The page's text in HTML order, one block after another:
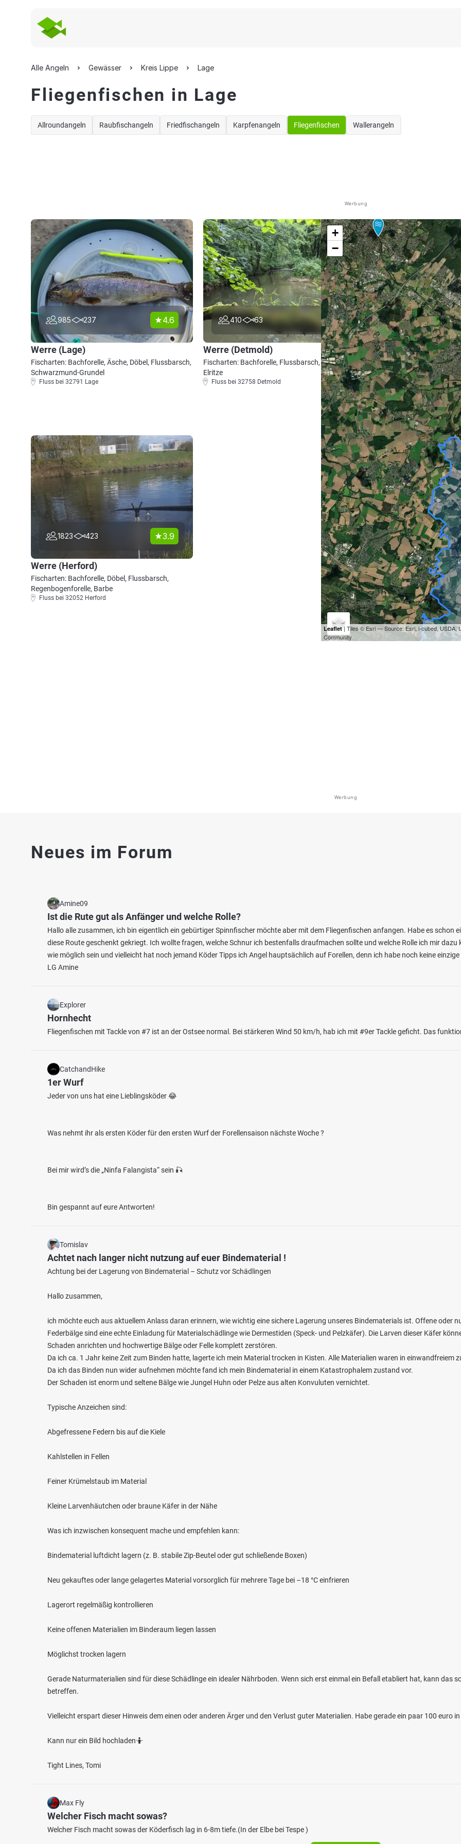
Alle Angeln Gewässer Kreis Lippe Lage
Fliegenfischen in Lage
Allroundangeln Raubfischangeln Friedfischangeln Karpfenangeln Fliegenfischen Wallerangeln
Werbung
985 237 4.6
Werre (Lage)
Fischarten: Bachforelle, Äsche, Döbel, Flussbarsch,
Schwarzmund-Grundel
Fluss bei 32791 Lage
410 63 4.5
Werre (Detmold)
Fischarten: Bachforelle, Flussbarsch, Döbel, Aal,
Elritze
Fluss bei 32758 Detmold
1823 423 3.9
Werre (Herford)
Fischarten: Bachforelle, Döbel, Flussbarsch,
Regenbogenforelle, Barbe
Fluss bei 32052 Herford
+
−
Leaflet| Tiles © Esri — Source: Esri, i-cubed, USDA,
Community
Werbung
Neues im Forum
Amine09
Ist die Rute gut als Anfänger und welche Rolle?
Hallo alle zusammen, ich bin eigentlich ein gebürtiger Spinnfischer möchte aber mit dem Fliegenfischen anfangen. Habe es schon
diese Route geschenkt gekriegt. Ich wollte fragen, welche Schnur ich bestenfalls draufmachen sollte und welche Rolle ich mir
wie möglich sein und vielleicht hat noch jemand Köder Tipps ich Angel hauptsächlich auf Forellen, denn ich habe noch keine einzige
LG Amine
Explorer
Hornhecht
Fliegenfischen mit Tackle von #7 ist an der Ostsee normal. Bei stärkeren Wind 50 km/h, hab ich mit #9er Tackle geficht. Das
CatchandHike
1er Wurf
Jeder von uns hat eine Lieblingsköder 😂
Was nehmt ihr als ersten Köder für den ersten Wurf der Forellensaison nächste Woche ?
Bei mir wird’s die „Ninfa Falangista“ sein 🎣
Bin gespannt auf eure Antworten!
Tomislav
Achtet nach langer nicht nutzung auf euer Bindematerial !
Achtung bei der Lagerung von Bindematerial – Schutz vor Schädlingen
Hallo zusammen,
ich möchte euch aus aktuellem Anlass daran erinnern, wie wichtig eine sichere Lagerung unseres Bindematerials ist. Offene oder
Federbälge sind eine echte Einladung für Materialschädlinge wie Dermestiden (Speck- und Pelzkäfer). Die Larven dieser Käfer
Schaden anrichten und hochwertige Bälge oder Felle komplett zerstören.
Da ich ca. 1 Jahr keine Zeit zum Binden hatte, lagerte ich mein Material trocken in Kisten. Alle Materialien waren in einwandfreiem
Da ich das Binden nun wider aufnehmen möchte fand ich mein Bindematerial in einem Katastrophalem zustand vor.
Der Schaden ist enorm und seltene Bälge wie Jungel Huhn oder Pelze aus alten Konvuluten vernichtet.
Typische Anzeichen sind:
Abgefressene Federn bis auf die Kiele
Kahlstellen in Fellen
Feiner Krümelstaub im Material
Kleine Larvenhäutchen oder braune Käfer in der Nähe
Was ich inzwischen konsequent mache und empfehlen kann:
Bindematerial luftdicht lagern (z. B. stabile Zip-Beutel oder gut schließende Boxen)
Neu gekauftes oder lange gelagertes Material vorsorglich für mehrere Tage bei –18 °C einfrieren
Lagerort regelmäßig kontrollieren
Keine offenen Materialien im Binderaum liegen lassen
Möglichst trocken lagern
Gerade Naturmaterialien sind für diese Schädlinge ein idealer Nährboden. Wenn sich erst einmal ein Befall etabliert hat, kann das
betreffen.
Vielleicht erspart dieser Hinweis dem einen oder anderen Ärger und den Verlust guter Materialien. Habe gerade ein paar 100 euro
Kann nur ein Bild hochladen🤷
Tight Lines, Tomi
Max Fly
Welcher Fisch macht sowas?
Welcher Fisch macht sowas der Köderfisch lag in 6-8m tiefe.(In der Elbe bei Tespe )